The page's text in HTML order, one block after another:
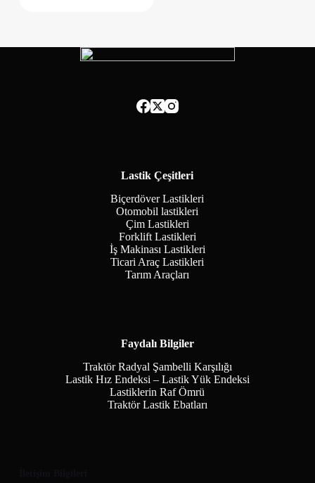
Lastik Çeşitleri
Biçerdöver Lastikleri
Otomobil lastikleri
Çim Lastikleri
Forklift Lastikleri
İş Makinası Lastikleri
Ticari Araç Lastikleri
Tarım Araçları
Faydalı Bilgiler
Traktör Radyal Şambelli Karşılığı
Lastik Hız Endeksi – Lastik Yük Endeksi
Lastiklerin Raf Ömrü
Traktör Lastik Ebatları